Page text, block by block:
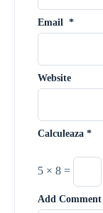
Email *
Website
Calculeaza *
5 × 8 =
Add Comment